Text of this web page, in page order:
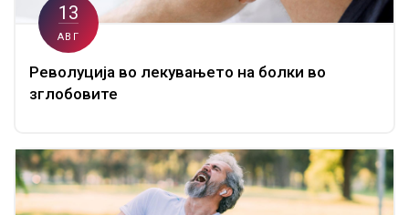
13
АВГ
Револуција во лекувањето на болки во
зглобовите